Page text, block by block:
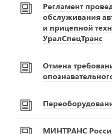
Регламент
обслуживания
и прицепной
УралСпецТранс
Отмена
МИНТРАНС